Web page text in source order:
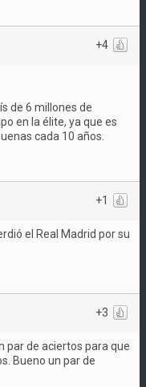
+4
de 6 millones de
en la élite, ya que es
cada 10 años.
+1
el Real Madrid por su
+3
par de aciertos para que
Bueno un par de